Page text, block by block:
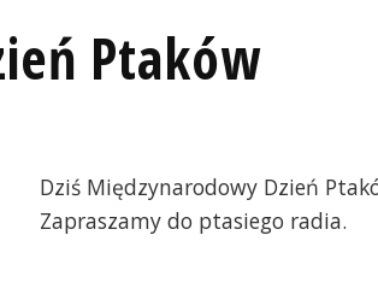
Ptaków
Dziś Międzynarodowy Dzień
Zapraszamy do ptasiego radia.